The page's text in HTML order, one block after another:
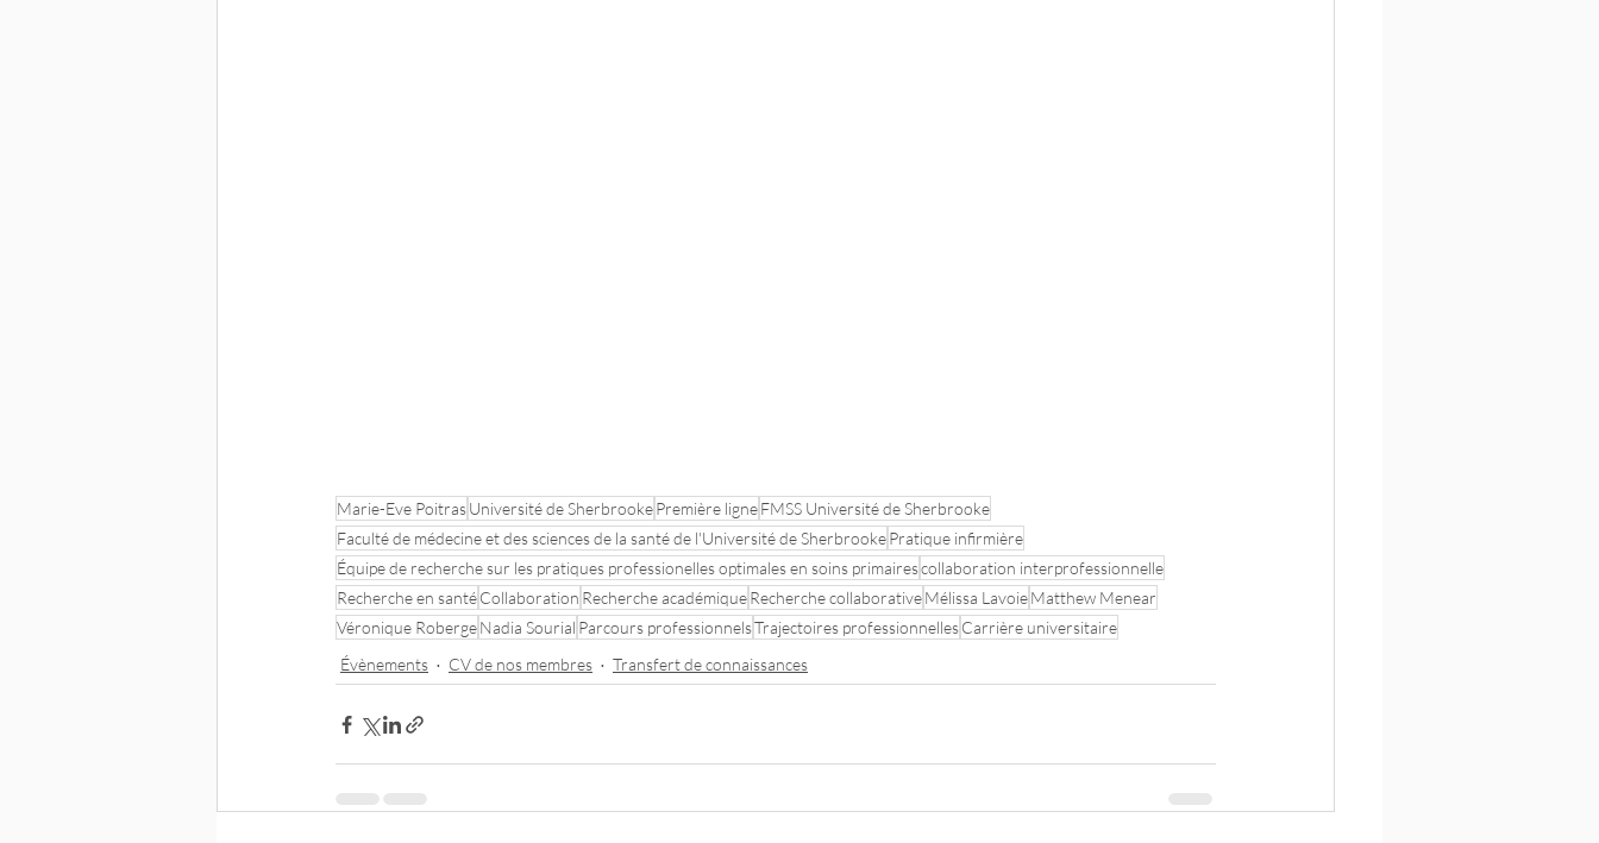
Marie-Eve PoitrasUniversité de SherbrookePremière ligneFMSS Université de Sherbrooke
Faculté de médecine et des sciences de la santé de l'Université de SherbrookePratique infirmière
Équipe de recherche sur les pratiques professionelles optimales en soins primairescollaboration interprofessionnelle
Recherche en santéCollaboration Recherche académiqueRecherche collaborativeMélissa LavoieMatthew Menear
Véronique RobergeNadia Sourial Parcours professionnelsTrajectoires professionnellesCarrière universitaire
Évènements
CV de nos membres Transfert de connaissances